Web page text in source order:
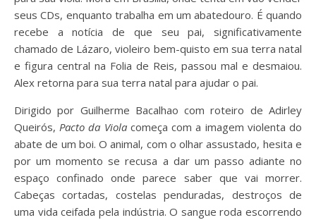
seus CDs, enquanto trabalha em um abatedouro. É quando
recebe a notícia de que seu pai, significativamente
chamado de Lázaro, violeiro bem-quisto em sua terra natal
e figura central na Folia de Reis, passou mal e desmaiou.
Alex retorna para sua terra natal para ajudar o pai.
Dirigido por Guilherme Bacalhao com roteiro de Adirley
Queirós,Pacto da Violacomeça com a imagem violenta do
abate de um boi. O animal, com o olhar assustado, hesita e
por um momento se recusa a dar um passo adiante no
espaço confinado onde parece saber que vai morrer.
Cabeças cortadas, costelas penduradas, destroços de
uma vida ceifada pela indústria. O sangue roda escorrendo